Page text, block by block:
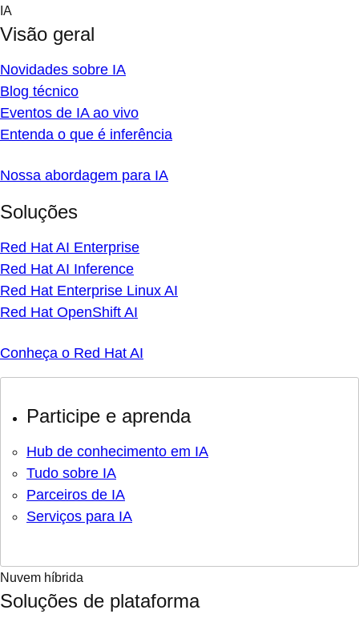
Skip
content
IA
Visão geral
Novidades sobre IA
Blog técnico
Eventos de IA ao vivo
Entenda o que é inferência
Nossa abordagem para IA
Soluções
Red Hat AI Enterprise
Red Hat AI Inference
Red Hat Enterprise Linux AI
Red Hat OpenShift AI
Conheça o Red Hat AI
Participe e aprenda
Hub de conhecimento em IA
Tudo sobre IA
Parceiros de IA
Serviços para IA
Nuvem híbrida
Soluções de plataforma